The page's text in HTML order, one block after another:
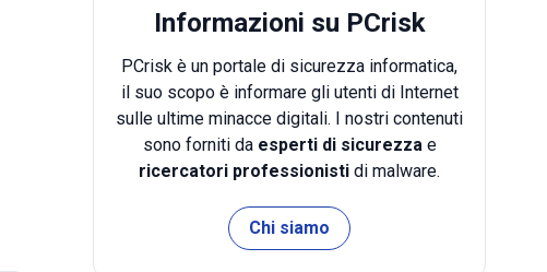
Informazioni su PCrisk
PCrisk è un portale di sicurezza informatica,
il suo scopo è informare gli utenti di Internet
sulle ultime minacce digitali. I nostri contenuti
sono forniti da esperti di sicurezzae
ricercatori professionisti di malware.
Chi siamo